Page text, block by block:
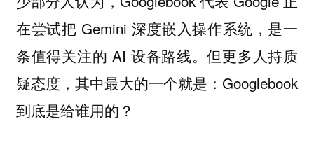
在尝试把 Gemini 深度嵌入操作系统，是一
条值得关注的 AI 设备路线。但更多人持质
疑态度，其中最大的一个就是：Googlebook
到底是给谁用的？